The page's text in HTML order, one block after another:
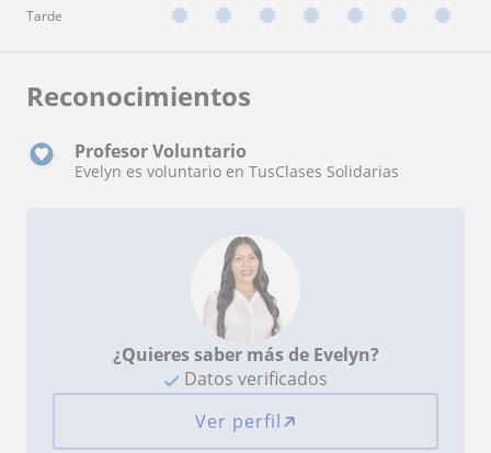
Tarde
Reconocimientos
Profesor Voluntario
Evelyn es voluntario en TusClases Solidarias
¿Quieres saber más de Evelyn?
Datos verificados
Ver perfil